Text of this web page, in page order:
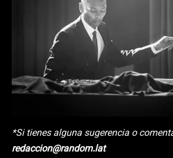
*Si tienes alguna sugerencia o
redaccion@random.lat